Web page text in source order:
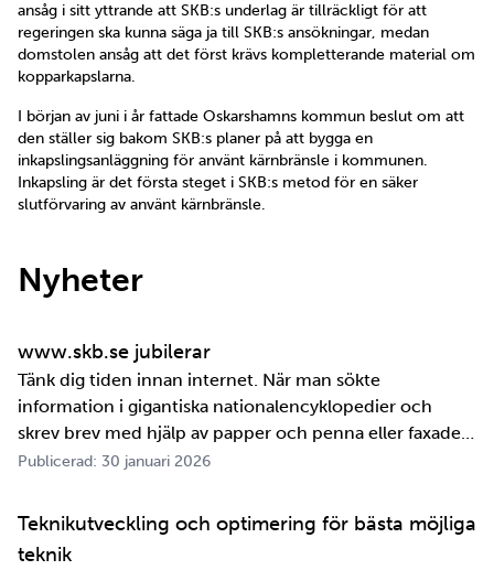
ansåg i sitt yttrande att SKB:s underlag är tillräckligt för att
regeringen ska kunna säga ja till SKB:s ansökningar, medan
domstolen ansåg att det först krävs kompletterande material om
kopparkapslarna.
I början av juni i år fattade Oskarshamns kommun beslut om att
den ställer sig bakom SKB:s planer på att bygga en
inkapslingsanläggning för använt kärnbränsle i kommunen.
Inkapsling är det första steget i SKB:s metod för en säker
slutförvaring av använt kärnbränsle.
Nyheter
www.skb.se jubilerar
Tänk dig tiden innan internet. När man sökte
information i gigantiska nationalencyklopedier och
skrev brev med hjälp av papper och penna eller faxade
om ett meddelande skulle fram snabbt. Det är inte
perspektiv i alla fall. För oss på SKB är det …
Publicerad: 30 januari 2026
Teknikutveckling och optimering för bästa möjliga
teknik